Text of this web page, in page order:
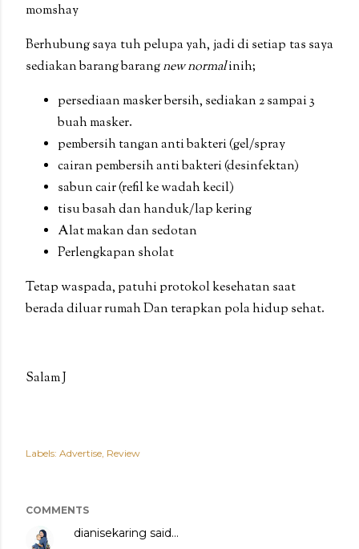
momshay
Berhubung saya tuh pelupa yah, jadi di setiap tas saya
sediakan barang barangnew normalinih;
persediaan masker bersih, sediakan 2 sampai 3
buah masker.
pembersih tangan anti bakteri (gel/spray
cairan pembersih anti bakteri (desinfektan)
sabun cair (refil ke wadah kecil)
tisu basah dan handuk/lap kering
Alat makan dan sedotan
Perlengkapan sholat
Tetap waspada, patuhi protokol kesehatan saat
berada diluar rumah Dan terapkan pola hidup sehat.
Salam J
Labels: Advertise Review
COMMENTS
dianisekaring said…